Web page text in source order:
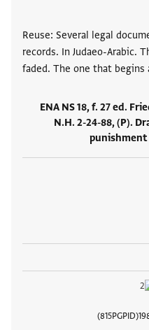
Reuse: Several legal
records. In Judaeo-Arabic.
faded. The one that
ENA NS 18, f. 27 ed.
N.H. 2-24-88, (P).
PGPID
815